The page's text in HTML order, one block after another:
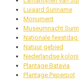
Luiaard Suriname
Monument
Museumnacht
Nationale feestdag
Natuur gebied
Nederlandse
Plantage Batavia
Plantage Peperpot